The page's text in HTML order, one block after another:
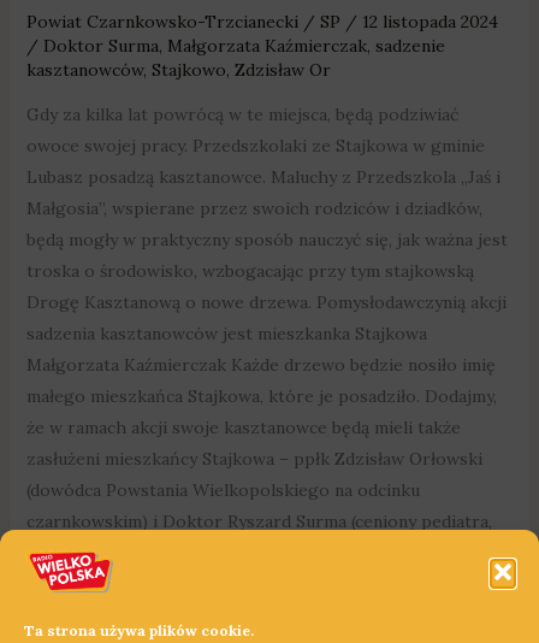
Ta strona używa plików cookie.
Powiat Czarnkowsko-Trzcianecki/ SP / 12 listopada 2024
/ Doktor Surma, Małgorzata Kaźmierczak, sadzenie
kasztanowców, Stajkowo, Zdzisław Or
Gdy za kilka lat powrócą w te miejsca, będą podziwiać
owoce swojej pracy. Przedszkolaki ze Stajkowa w gminie
Lubasz posadzą kasztanowce. Maluchy z Przedszkola „Jaś i
Małgosia”, wspierane przez swoich rodziców i dziadków,
będą mogły w praktyczny sposób nauczyć się, jak ważna jest
troska o środowisko, wzbogacając przy tym stajkowską
Drogę Kasztanową o nowe drzewa. Pomysłodawczynią akcji
sadzenia kasztanowców jest mieszkanka Stajkowa
Małgorzata Kaźmierczak Każde drzewo będzie nosiło imię
małego mieszkańca Stajkowa, które je posadziło. Dodajmy,
że w ramach akcji swoje kasztanowce będą mieli także
zasłużeni mieszkańcy Stajkowa – ppłk Zdzisław Orłowski
(dowódca Powstania Wielkopolskiego na odcinku
czarnkowskim) i Doktor Ryszard Surma (ceniony pediatra,
przez wiele lat leczący dzieci w Szpitalu w Czarnkowie i
Szamotułach). Na uczestników wydarzenia będzie czekał